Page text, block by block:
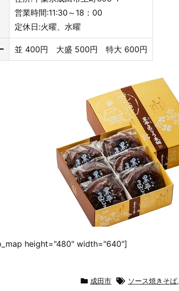
営業時間:11:30～18：00
定休日:火曜、水曜
並 400円 大盛 500円 特大 600円
height="480" width="640"]
成田市 ソース焼きそば,